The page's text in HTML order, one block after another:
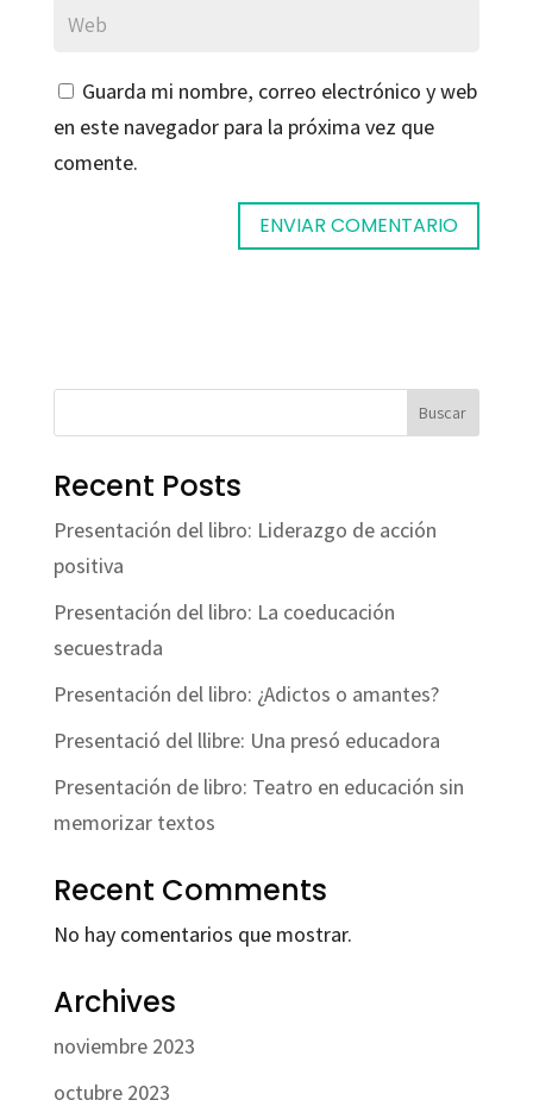
Guarda mi nombre, correo electrónico y web
en este navegador para la próxima vez que
comente.
Buscar
Recent Posts
Presentación del libro: Liderazgo de acción
positiva
Presentación del libro: La coeducación
secuestrada
Presentación del libro: ¿Adictos o amantes?
Presentació del llibre: Una presó educadora
Presentación de libro: Teatro en educación sin
memorizar textos
Recent Comments
No hay comentarios que mostrar.
Archives
noviembre 2023
octubre 2023